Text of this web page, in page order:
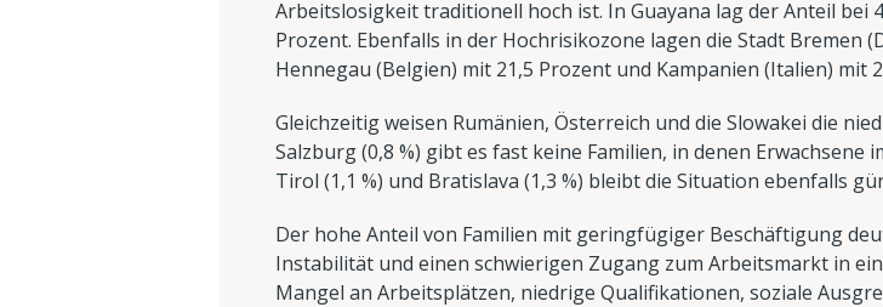
Arbeitslosigkeit traditionell hoch ist. In Guayana lag der Anteil bei
Prozent. Ebenfalls in der Hochrisikozone lagen die Stadt Bremen
Hennegau (Belgien) mit 21,5 Prozent und Kampanien (Italien) mit
Gleichzeitig weisen Rumänien, Österreich und die Slowakei die
Salzburg (0,8 %) gibt es fast keine Familien, in denen
Tirol (1,1 %) und Bratislava (1,3 %) bleibt die Situation ebenfalls
Der hohe Anteil von Familien mit geringfügiger Beschäftigung
Instabilität und einen schwierigen Zugang zum Arbeitsmarkt in
Mangel an Arbeitsplätzen, niedrige Qualifikationen, soziale